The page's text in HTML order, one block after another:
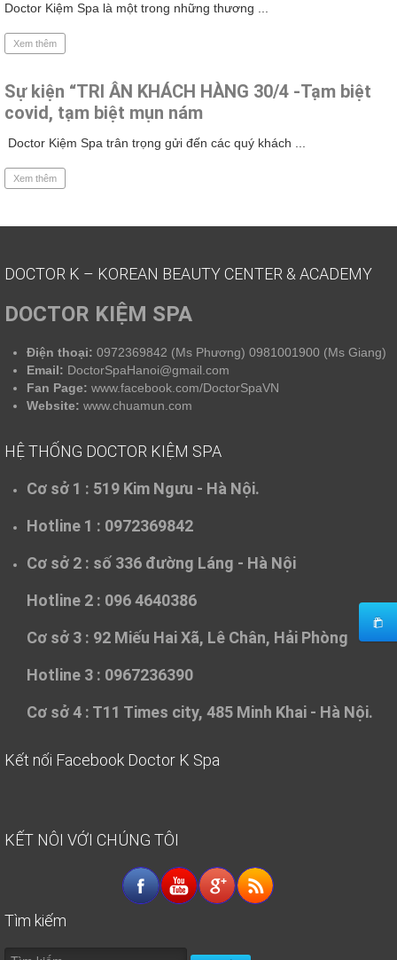
Doctor Kiệm Spa là một trong những thương ...
Xem thêm
Sự kiện “TRI ÂN KHÁCH HÀNG 30/4 -Tạm biệt
covid, tạm biệt mụn nám
Doctor Kiệm Spa trân trọng gửi đến các quý khách ...
Xem thêm
DOCTOR K – KOREAN BEAUTY CENTER & ACADEMY
DOCTOR KIỆM SPA
Điện thoại: 0972369842 (Ms Phương) 0981001900 (Ms Giang)
Email: DoctorSpaHanoi@gmail.com
Fan Page: www.facebook.com/DoctorSpaVN
Website: www.chuamun.com
HỆ THỐNG DOCTOR KIỆM SPA
Cơ sở 1 : 519 Kim Ngưu - Hà Nội.
Hotline 1 : 0972369842
Cơ sở 2 : số 336 đường Láng - Hà Nội
Hotline 2 : 096 4640386
Cơ sở 3 : 92 Miếu Hai Xã, Lê Chân, Hải Phòng
Hotline 3 : 0967236390
Cơ sở 4 : T11 Times city, 485 Minh Khai - Hà Nội.
Kết nối Facebook Doctor K Spa
KẾT NÔI VỚI CHÚNG TÔI
Tìm kiếm